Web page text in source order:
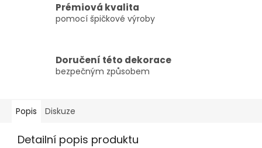
Prémiová kvalita
pomocí špičkové výroby
Doručení této dekorace
bezpečným způsobem
Popis Diskuze
Detailní popis produktu